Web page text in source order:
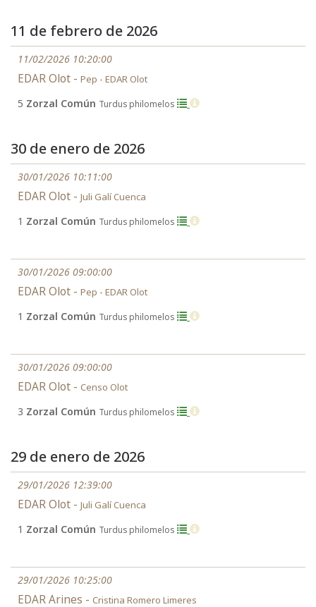
11 de febrero de 2026
11/02/2026 10:20:00
EDAR Olot - Pep - EDAR Olot
5 Zorzal Común Turdus philomelos
30 de enero de 2026
30/01/2026 10:11:00
EDAR Olot - Juli Galí Cuenca
1 Zorzal Común Turdus philomelos
30/01/2026 09:00:00
EDAR Olot - Pep - EDAR Olot
1 Zorzal Común Turdus philomelos
30/01/2026 09:00:00
EDAR Olot - Censo Olot
3 Zorzal Común Turdus philomelos
29 de enero de 2026
29/01/2026 12:39:00
EDAR Olot - Juli Galí Cuenca
1 Zorzal Común Turdus philomelos
29/01/2026 10:25:00
EDAR Arines - Cristina Romero Limeres